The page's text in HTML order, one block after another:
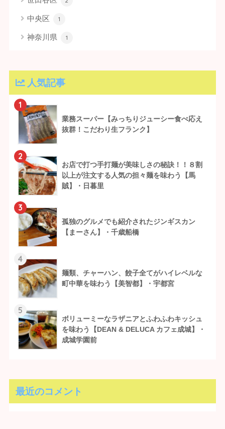
中央区 1
神奈川県 1
人気記事
1
業務スーパー【みっちりジューシー食べ応え
抜群！こだわり生フランク】
2
お店で打つ手打麺が美味しさの秘訣！！８割
以上が注文する人気の担々麺を味わう【馬
賊】・日暮里
3
孤独のグルメでも紹介されたジンギスカン
【まーさん】・千歳船橋
4
麺類、チャーハン、餃子全てがハイレベルな
町中華を味わう【美智都】・宇都宮
5
ボリューミーなラザニアとふわふわキッシュ
を味わう【DEAN & DELUCA カフェ成城】・
成城学園前
最近のコメント